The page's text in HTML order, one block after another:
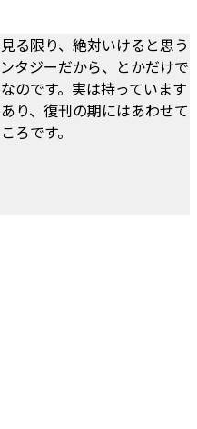
る限り、絶対いけると思う
タジーだから、とかだけで
のです。実は持っています
り、復刊の期にはあわせて
ろです。